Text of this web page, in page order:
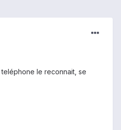
le reconnait, se